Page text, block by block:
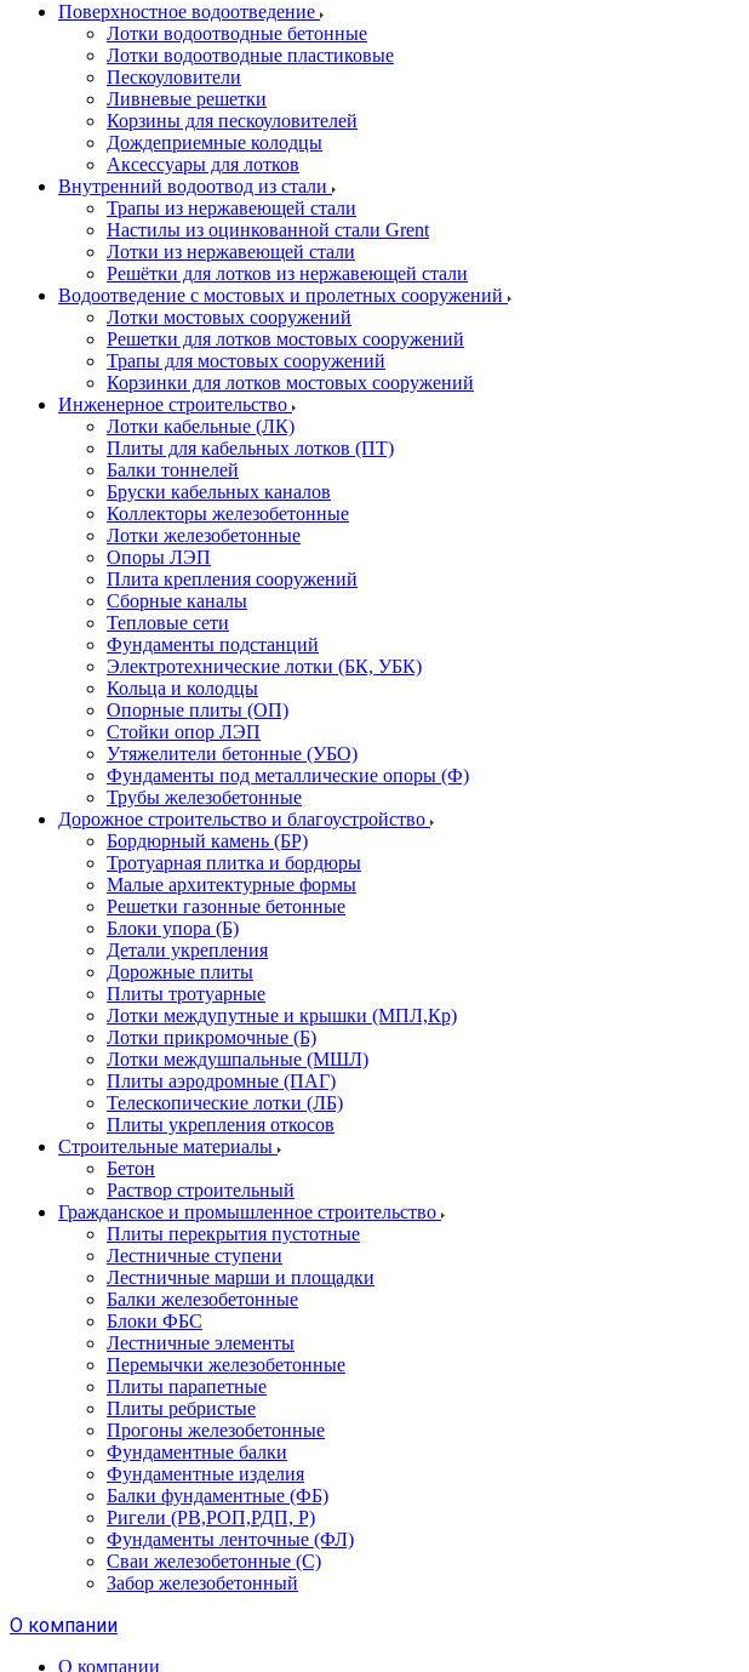
Поверхностное водоотведение
Лотки водоотводные бетонные
Лотки водоотводные пластиковые
Пескоуловители
Ливневые решетки
Корзины для пескоуловителей
Дождеприемные колодцы
Аксессуары для лотков
Внутренний водоотвод из стали
Трапы из нержавеющей стали
Настилы из оцинкованной стали Grent
Лотки из нержавеющей стали
Решётки для лотков из нержавеющей стали
Водоотведение с мостовых и пролетных сооружений
Лотки мостовых сооружений
Решетки для лотков мостовых сооружений
Трапы для мостовых сооружений
Корзинки для лотков мостовых сооружений
Инженерное строительство
Лотки кабельные (ЛК)
Плиты для кабельных лотков (ПТ)
Балки тоннелей
Бруски кабельных каналов
Коллекторы железобетонные
Лотки железобетонные
Опоры ЛЭП
Плита крепления сооружений
Сборные каналы
Тепловые сети
Фундаменты подстанций
Электротехнические лотки (БК, УБК)
Кольца и колодцы
Опорные плиты (ОП)
Стойки опор ЛЭП
Утяжелители бетонные (УБО)
Фундаменты под металлические опоры (Ф)
Трубы железобетонные
Дорожное строительство и благоустройство
Бордюрный камень (БР)
Тротуарная плитка и бордюры
Малые архитектурные формы
Решетки газонные бетонные
Блоки упора (Б)
Детали укрепления
Дорожные плиты
Плиты тротуарные
Лотки междупутные и крышки (МПЛ,Кр)
Лотки прикромочные (Б)
Лотки междушпальные (МШЛ)
Плиты аэродромные (ПАГ)
Телескопические лотки (ЛБ)
Плиты укрепления откосов
Строительные материалы
Бетон
Раствор строительный
Гражданское и промышленное строительство
Плиты перекрытия пустотные
Лестничные ступени
Лестничные марши и площадки
Балки железобетонные
Блоки ФБС
Лестничные элементы
Перемычки железобетонные
Плиты парапетные
Плиты ребристые
Прогоны железобетонные
Фундаментные балки
Фундаментные изделия
Балки фундаментные (ФБ)
Ригели (РВ,РОП,РДП, Р)
Фундаменты ленточные (ФЛ)
Сваи железобетонные (С)
Забор железобетонный
О компании
О компании